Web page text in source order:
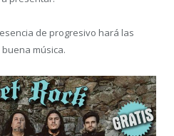
de progresivo hará las
música.